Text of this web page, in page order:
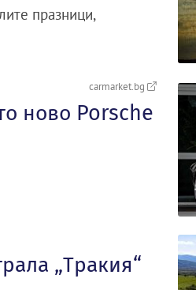
празници,
carmarket.bg
ново Porsche
„Тракия“